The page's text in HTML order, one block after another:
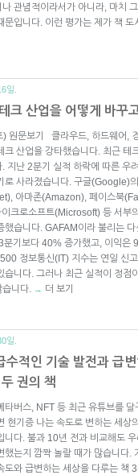
관념적이라서가 아니라, 마치
문입니다. 이런 평가는 제가 잭 도
일.
크 산업을 어떻게 바꾸
) 원문보기 클라우드, 하드웨어,
크 산업을 강타했습니다. 최근 테
. 지난 2분기 실적 하락에 따른 우
로 사라졌습니다. 구글(Google)
아마존(Amazon), 페이스북
크로소프트(Microsoft) 등 서부
했습니다. GAFAM이라 불리는 다
분기보다 40% 증가했고, 이익은
정보통신(IT) 지수는 연일 신
습니다. 그러나 최근 실적이 정점
니다.
→ 더 보기
일.
수적인 기술 발전과 급
권의 책
타버스, NFT 등 최근 유튜브를 달
현기증 나는 속도로 변하는 세상
니다. 불과 10년 전과 비교해도 우
했는지 깜짝 놀랄 때가 많습니다.
도와 급변하는 세상을 다루는 책